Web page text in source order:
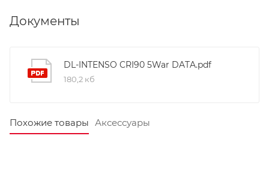
Документы
DL-INTENSO CRI90 5War DATA.pdf
180,2 кб
Похожие товары Аксессуары